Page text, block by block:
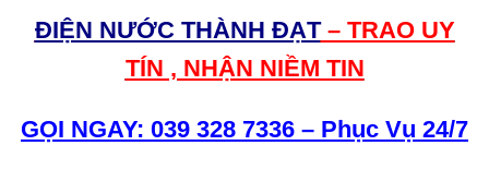
ĐIỆN NƯỚC THÀNH ĐẠT– TRAO UY
TÍN , NHẬN NIỀM TIN
GỌI NGAY: 039 328 7336 – Phục Vụ 24/7